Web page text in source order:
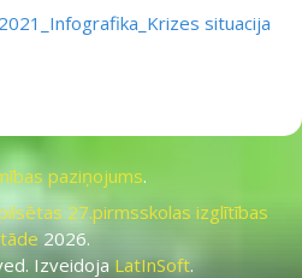
situacija
paziņojums.
27.pirmsskolas izglītības
2026.
Izveidoja LatInSoft.